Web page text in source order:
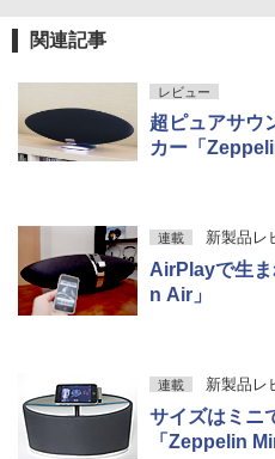
関連記事
レビュー
超ピュアサウ
カー「
連載 新製品レ
AirPlayで生
n Air」
連載 新製品レ
サイズはミニ
「Zeppelin